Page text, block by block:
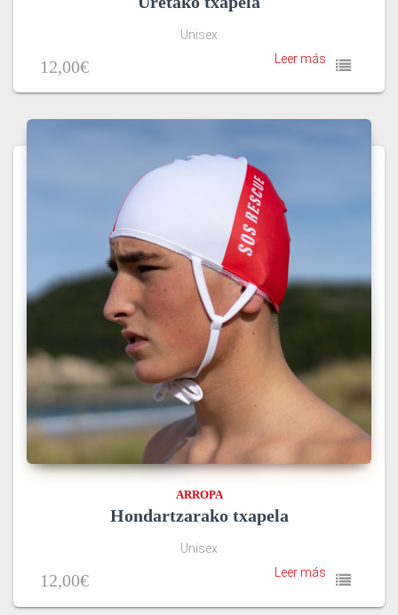
Unisex
12,00€ Leer más
ARROPA
Hondartzarako txapela
Unisex
12,00€ Leer más